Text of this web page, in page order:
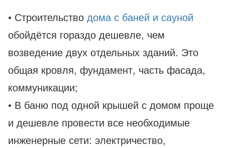
• Строительство дома с баней и сауной
обойдётся гораздо дешевле, чем
возведение двух отдельных зданий. Это
общая кровля, фундамент, часть фасада,
коммуникации;
• В баню под одной крышей с домом проще
и дешевле провести все необходимые
инженерные сети: электричество,